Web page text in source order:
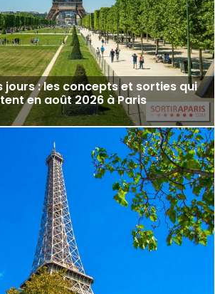
jours : les concepts et sorties qui
en août 2026 à Paris